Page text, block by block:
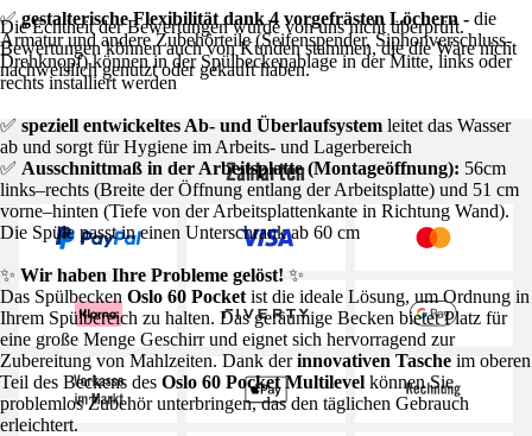
✅gestalterische Flexibilität dank 4 vorgefrästen Löchern - die
Armatur und andere Zubehörteile (Seifenspender, Siphonverschluss-
Drehknopf) können in der Spülbeckenablage in der Mitte, links oder
rechts installiert werden
✅ speziell entwickeltes Ab- und Überlaufsystem leitet das Wasser
ab und sorgt für Hygiene im Arbeits- und Lagerbereich
✅ Ausschnittmaß in der Arbeitsplatte (Montageöffnung): 56cm
links–rechts (Breite der Öffnung entlang der Arbeitsplatte) und 51 cm
vorne–hinten (Tiefe von der Arbeitsplattenkante in Richtung Wand).
Die Spüle passt in einen Unterschrank ab 60 cm
✨ Wir haben Ihre Probleme gelöst! ✨
Das Spülbecken Oslo 60 Pocket ist die ideale Lösung, um Ordnung in
Ihrem Spülbereich zu halten. Das geräumige Becken bietet Platz für
eine große Menge Geschirr und eignet sich hervorragend zur
Zubereitung von Mahlzeiten. Dank derinnovativen Tasche im oberen
Teil des Beckens des Oslo 60 Pocket Multilevel können Sie
problemlos Zubehör unterbringen, das den täglichen Gebrauch
erleichtert.
Die Echtheit der Bewertungen wurde von uns nicht überprüft.
Bewertungen können auch von Kunden stammen, die die Ware nicht
nachweislich genutzt oder gekauft haben.
Zahlarten